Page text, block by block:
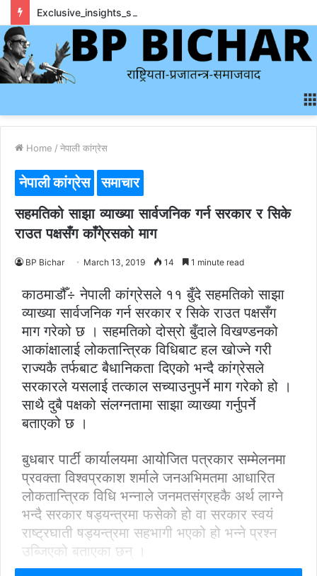
Home / नेपाली कांग्रेस
नेपाली कांग्रेस समाचार
सहमतिको साझा व्याख्या सार्वजनिक गर्न सरकार र सिके
राउत पक्षसँग काँगे्रसको माग
BP Bichar March 13, 2019 14 1 minute read
काठमाडौँ÷ नेपाली कांग्रेसले ११ बुँदे सहमतिको साझा
व्याख्या सार्वजनिक गर्न सरकार र सिके राउत पक्षसँग
माग गरेको छ । सहमतिको दोस्रो बुँदाले विखण्डनको
आकांक्षालाई लोकतान्त्रिक विधिबाट हल खोज्ने गरी
राज्यकै तर्फबाट बैधानिकता दिएको भन्दै कांग्रेसले
सरकारले यसलाई तत्काल सच्याउनुपर्ने माग गरेको हो ।
साथै दुबै पक्षको संलग्नतामा साझा व्याख्या गर्नुपर्ने
बताएको छ ।
बुधबार पार्टी कार्यालयमा आयोजित पत्रकार सम्मेलनमा
प्रवक्ता विश्वप्रकाश शर्माले जनअभिमतमा आधारित
लोकतान्त्रिक विधि भन्नाले जनमतसंग्रहकै अर्थ लाग्ने
भन्दै सरकार षड्यन्त्रमा फसेको हो वा सरकार स्वयं
राष्ट्रघाती षड्यन्त्रमा सहभागी भएको हो भन्ने प्रश्न
उब्जिएको बताएका छन् ।